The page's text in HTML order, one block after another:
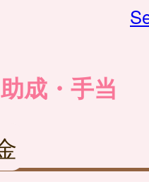
助成・手当